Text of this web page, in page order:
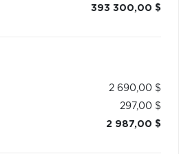
393 300,00 $
2 690,00 $
297,00 $
2 987,00 $